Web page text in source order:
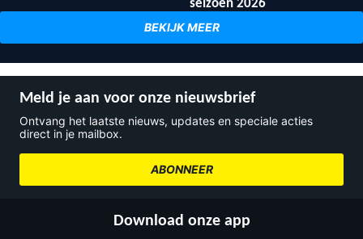
seizoen 2026
BEKIJK MEER
Meld je aan voor onze nieuwsbrief
Ontvang het laatste nieuws, updates en speciale acties
direct in je mailbox.
ABONNEER
Download onze app